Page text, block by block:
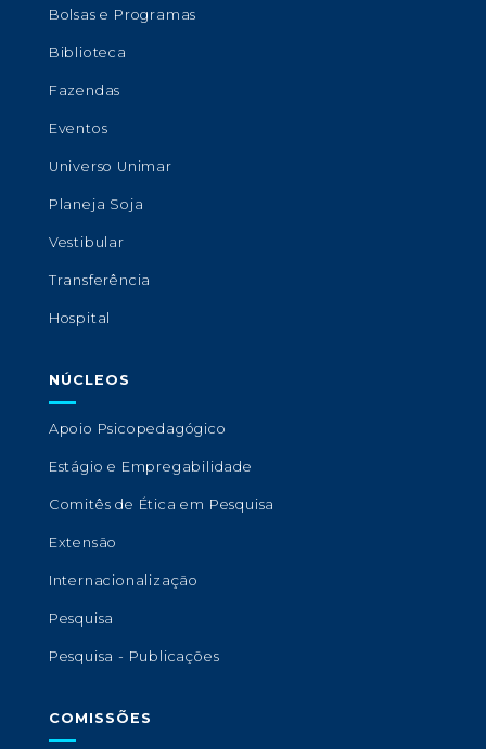
Bolsas e Programas
Biblioteca
Fazendas
Eventos
Universo Unimar
Planeja Soja
Vestibular
Transferência
Hospital
NÚCLEOS
Apoio Psicopedagógico
Estágio e Empregabilidade
Comitês de Ética em Pesquisa
Extensão
Internacionalização
Pesquisa
Pesquisa - Publicações
COMISSÕES